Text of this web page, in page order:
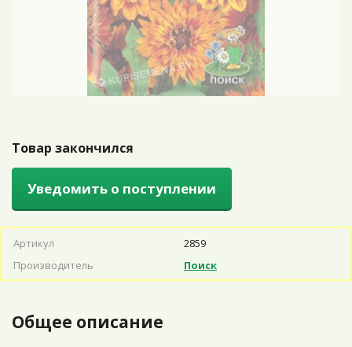
Товар закончился
Уведомить о поступлении
Артикул
2859
Производитель
Поиск
Общее описание